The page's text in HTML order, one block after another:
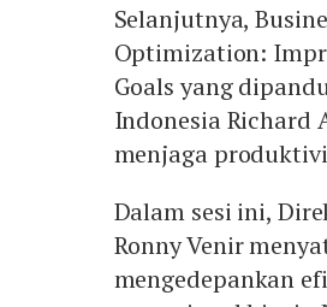
Selanjutnya,
Optimization:
Goals yang
Indonesia Richard
menjaga
Dalam sesi ini,
Ronny Venir
mengedepankan